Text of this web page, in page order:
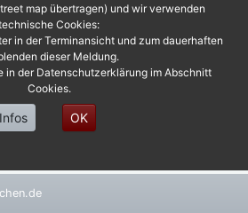
map übertragen) und wir verwenden
Cookies:
in der Terminansicht und zum dauerhaften
dieser Meldung.
in der Datenschutzerklärung im Abschnitt
Cookies.
OK